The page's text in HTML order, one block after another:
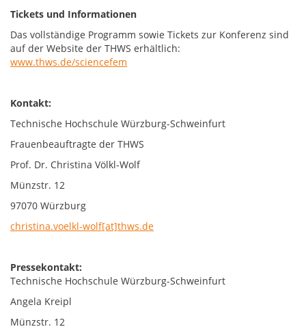
Tickets und Informationen
Das vollständige Programm sowie Tickets zur Konferenz sind
auf der Website der THWS erhältlich:
www.thws.de/sciencefem
Kontakt:
Technische Hochschule Würzburg-Schweinfurt
Frauenbeauftragte der THWS
Prof. Dr. Christina Völkl-Wolf
Münzstr. 12
97070 Würzburg
christina.voelkl-wolf[at]thws.de
Pressekontakt:
Technische Hochschule Würzburg-Schweinfurt
Angela Kreipl
Münzstr. 12